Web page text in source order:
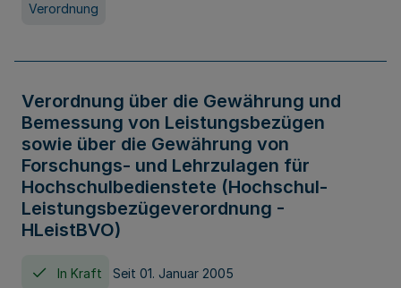
Verordnung
Verordnung über die Gewährung und
Bemessung von Leistungsbezügen
sowie über die Gewährung von
Forschungs- und Lehrzulagen für
Hochschulbedienstete (Hochschul-
Leistungsbezügeverordnung -
HLeistBVO)
In Kraft Seit 01. Januar 2005